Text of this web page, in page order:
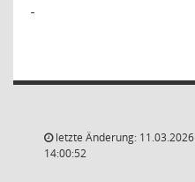
letzte Änderung: 11.03.2026
14:00:52